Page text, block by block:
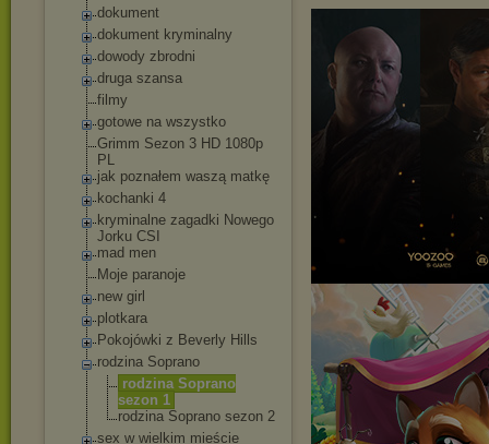
dokument
dokument kryminalny
dowody zbrodni
druga szansa
filmy
gotowe na wszystko
Grimm Sezon 3 HD 1080p
PL
jak poznałem waszą matkę
kochanki 4
kryminalne zagadki Nowego
Jorku CSI
mad men
Moje paranoje
new girl
plotkara
Pokojówki z Beverly Hills
rodzina Soprano
rodzina Soprano
sezon 1
rodzina Soprano sezon 2
sex w wielkim mieście